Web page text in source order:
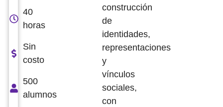
construcción
de
identidades,
representaciones
y
vínculos
sociales,
con
40
horas
Sin
costo
500
alumnos